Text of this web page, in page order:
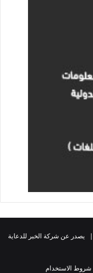
محفوظة | يصدر عن شركة الخبر للدعاية
شروط الاستخدام